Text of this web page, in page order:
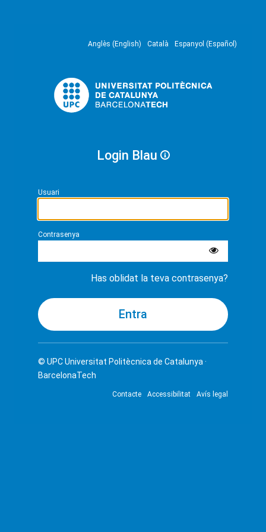
Anglès (English) Català Espanyol (Español)
Login Blau
Usuari
Contrasenya
Has oblidat la teva contrasenya?
© UPCUniversitat Politècnica de Catalunya ·
BarcelonaTech
Contacte Accessibilitat Avís legal